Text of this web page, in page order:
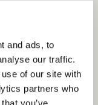
and ads, to
our traffic.
of our site with
partners who